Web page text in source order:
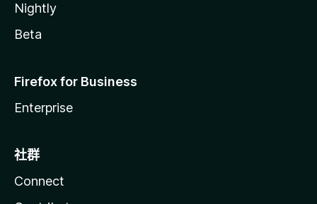
Nightly
Beta
Firefox for Business
Enterprise
社群
Connect